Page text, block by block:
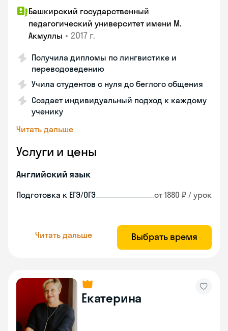
Башкирский государственный
педагогический университет имени М.
Акмуллы • 2017 г.
Получила дипломы по лингвистике и
переводоведению
Учила студентов с нуля до беглого общения
Создает индивидуальный подход к каждому
ученику
Читать дальше
Услуги и цены
Английский язык
Подготовка к ЕГЭ/ОГЭ от 1880 ₽ / урок
Читать дальше Выбрать время
Екатерина